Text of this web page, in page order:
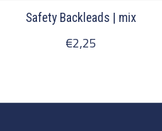
Safety Backleads | mix
€2,25